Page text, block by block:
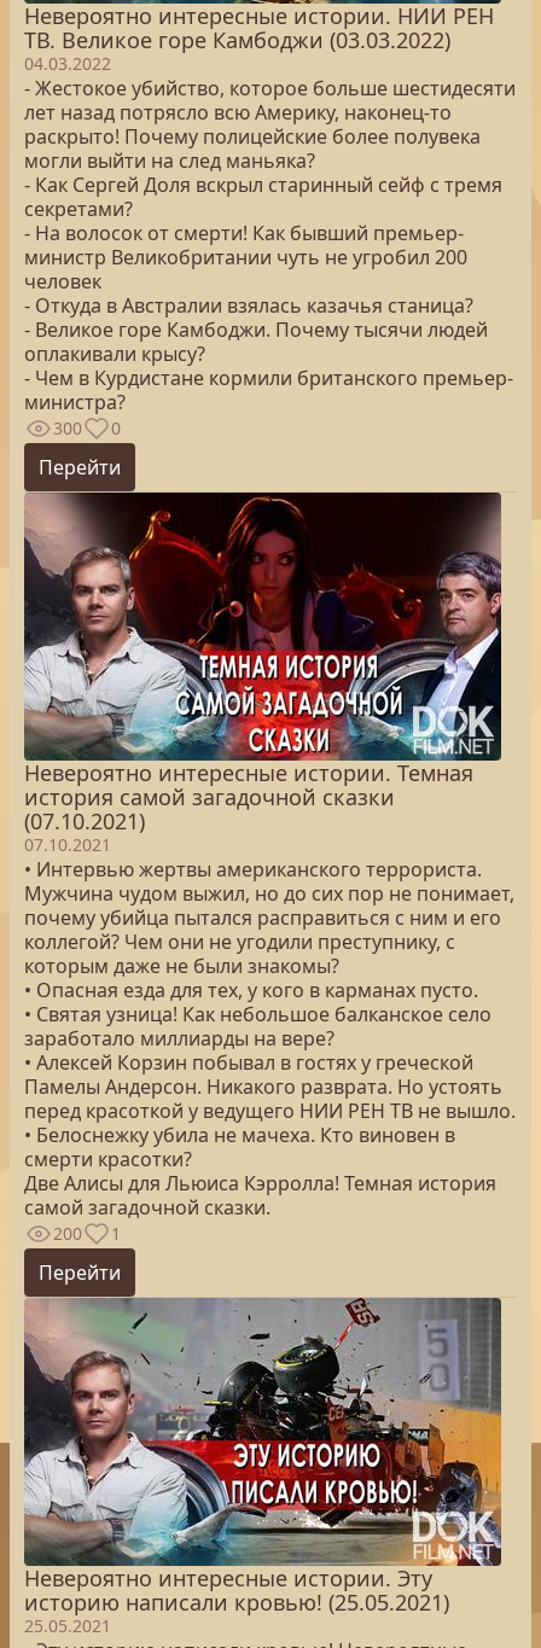
Невероятно интересные истории. НИИ РЕН
ТВ. Великое горе Камбоджи (03.03.2022)
04.03.2022
- Жестокое убийство, которое больше шестидесяти
лет назад потрясло всю Америку, наконец-то
раскрыто! Почему полицейские более полувека
могли выйти на след маньяка?
- Как Сергей Доля вскрыл старинный сейф с тремя
секретами?
- На волосок от смерти! Как бывший премьер-
министр Великобритании чуть не угробил 200
человек
- Откуда в Австралии взялась казачья станица?
- Великое горе Камбоджи. Почему тысячи людей
оплакивали крысу?
- Чем в Курдистане кормили британского премьер-
министра?
300 0
Перейти
Невероятно интересные истории. Темная
история самой загадочной сказки
(07.10.2021)
07.10.2021
• Интервью жертвы американского террориста.
Мужчина чудом выжил, но до сих пор не понимает,
почему убийца пытался расправиться с ним и его
коллегой? Чем они не угодили преступнику, с
которым даже не были знакомы?
• Опасная езда для тех, у кого в карманах пусто.
• Святая узница! Как небольшое балканское село
заработало миллиарды на вере?
• Алексей Корзин побывал в гостях у греческой
Памелы Андерсон. Никакого разврата. Но устоять
перед красоткой у ведущего НИИ РЕН ТВ не вышло.
• Белоснежку убила не мачеха. Кто виновен в
смерти красотки?
Две Алисы для Льюиса Кэрролла! Темная история
самой загадочной сказки.
200 1
Перейти
Невероятно интересные истории. Эту
историю написали кровью! (25.05.2021)
25.05.2021